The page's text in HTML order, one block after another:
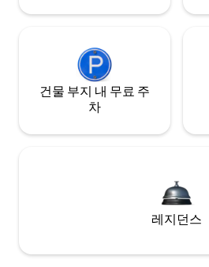
건물 부지 내 무료 주
차
레지던스